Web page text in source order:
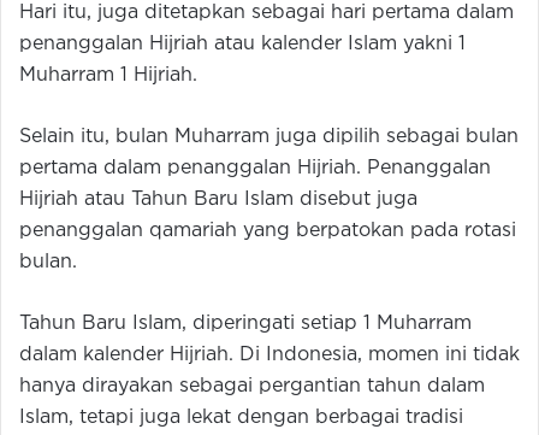
Hari itu, juga ditetapkan sebagai hari pertama dalam
penanggalan Hijriah atau kalender Islam yakni 1
Muharram 1 Hijriah.
Selain itu, bulan Muharram juga dipilih sebagai bulan
pertama dalam penanggalan Hijriah. Penanggalan
Hijriah atau Tahun Baru Islam disebut juga
penanggalan qamariah yang berpatokan pada rotasi
bulan.
Tahun Baru Islam, diperingati setiap 1 Muharram
dalam kalender Hijriah. Di Indonesia, momen ini tidak
hanya dirayakan sebagai pergantian tahun dalam
Islam, tetapi juga lekat dengan berbagai tradisi